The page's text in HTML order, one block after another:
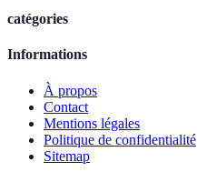
catégories
Informations
À propos
Contact
Mentions légales
Politique de confidentialité
Sitemap